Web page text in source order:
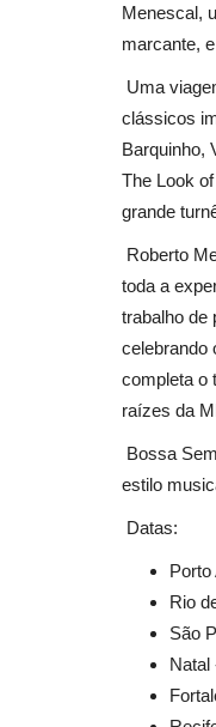
Menescal,
marcante,
Uma
clássicos
Barquinho,
The Look
grande
Roberto
toda a
trabalho de
celebrando
completa o
raízes da
Bossa
estilo
Datas:
Porto
Rio
São
Natal